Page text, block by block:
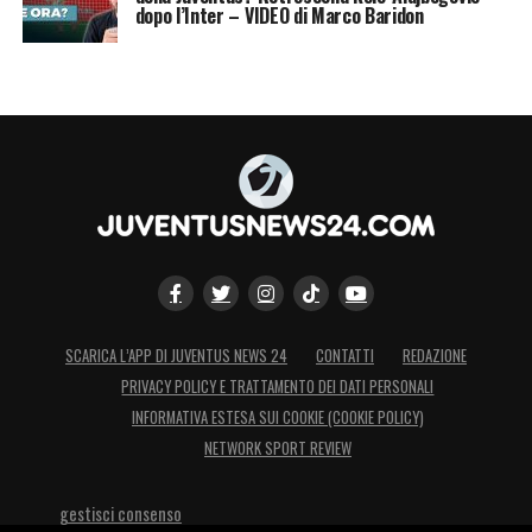
LA PLAYLIST DELLE NOSTRE TOP NEWS
dopo l’Inter – VIDEO di Marco Baridon
SCARICA L’APP DI JUVENTUS NEWS 24 CONTATTI
REDAZIONE
PRIVACY POLICY E TRATTAMENTO DEI DATI PERSONALI
INFORMATIVA ESTESA SUI COOKIE (COOKIE POLICY)
NETWORK SPORT REVIEW
gestisci consenso